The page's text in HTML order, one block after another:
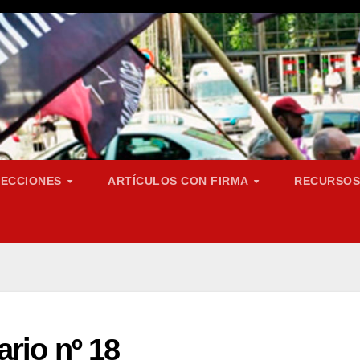
ARTÍCULOS CON FIRMA
nº 18